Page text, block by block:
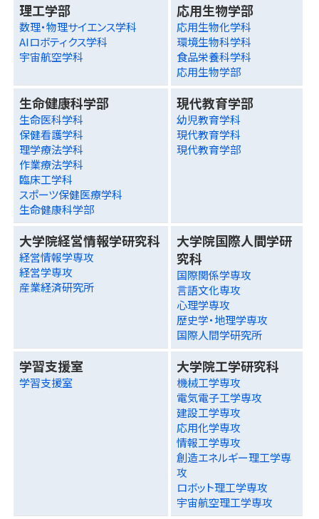
理工学部
数理・物理サイエンス学科
AIロボティクス学科
宇宙航空学科
応用生物学部
応用生物化学科
環境生物科学科
食品栄養科学科
応用生物学部
生命健康科学部
生命医科学科
保健看護学科
理学療法学科
作業療法学科
臨床工学科
スポーツ保健医療学科
生命健康科学部
現代教育学部
幼児教育学科
現代教育学科
現代教育学部
大学院経営情報学研究科
経営情報学専攻
経営学専攻
産業経済研究所
大学院国際人間学研
究科
国際関係学専攻
言語文化専攻
心理学専攻
歴史学・地理学専攻
国際人間学研究所
学習支援室
学習支援室
大学院工学研究科
機械工学専攻
電気電子工学専攻
建設工学専攻
応用化学専攻
情報工学専攻
創造エネルギー理工学専
攻
ロボット理工学専攻
宇宙航空理工学専攻